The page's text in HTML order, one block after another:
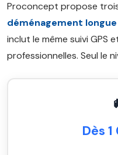
Proconcept propose
déménagement
inclut le même suivi GPS
professionnelles. Seul le
Dès